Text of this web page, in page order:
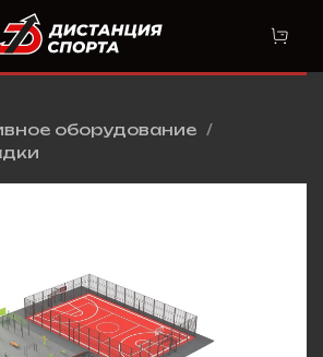
оборудование